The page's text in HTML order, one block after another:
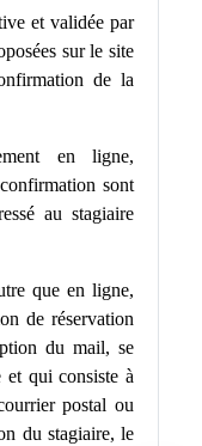
et validée par
sur le site
de la
en ligne,
sont
au stagiaire
que en ligne,
de réservation
du mail, se
et qui consiste à
postal ou
du stagiaire, le